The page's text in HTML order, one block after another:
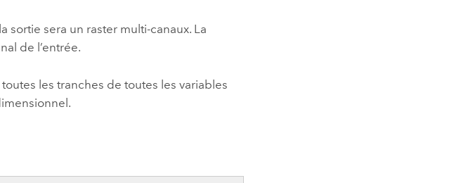
sortie sera un raster multi-canaux. La
de l’entrée.
toutes les tranches de toutes les variables